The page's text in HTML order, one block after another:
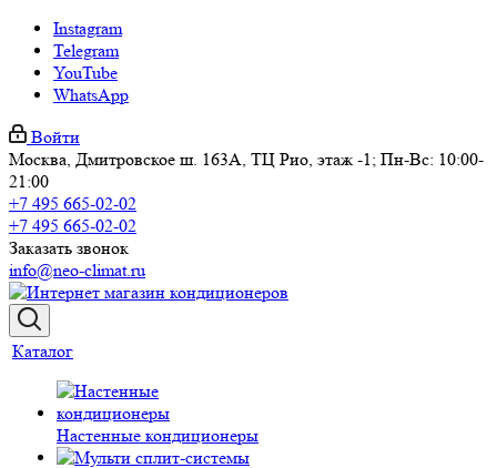
Instagram
Telegram
YouTube
WhatsApp
Войти
Москва, Дмитровское ш. 163А, ТЦ Рио, этаж -1; Пн-Вс: 10:00-
21:00
+7 495 665-02-02
+7 495 665-02-02
Заказать звонок
info@neo-climat.ru
Каталог
Настенные кондиционеры